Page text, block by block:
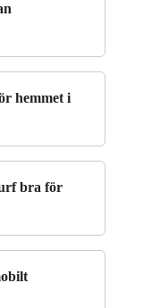
hemmet i
bra för